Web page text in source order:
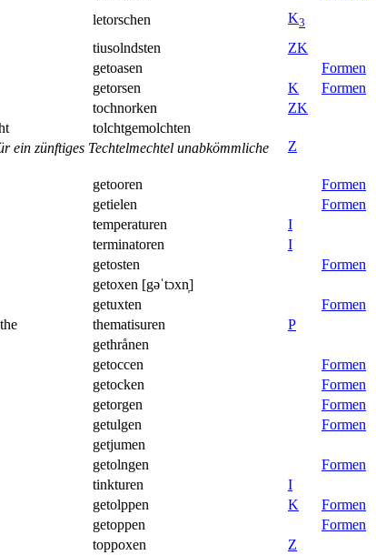
letorschen K3
tiusolndsten ZK
getoasen
Formen
getorsen K
Formen
tochnorken ZK
tolchtgemolchten
Z
zünftiges Techtelmechtel unabkömmliche
getooren
Formen
getielen
Formen
temperaturen
I
terminatoren
I
getosten
Formen
getoxen [gəˈtɔxn̩]
getuxten
Formen
thematisuren
P
gethrånen
getoccen
Formen
getocken
Formen
getorgen
Formen
getulgen
Formen
getjumen
getolngen
Formen
tinkturen
I
getolppen K
Formen
getoppen
Formen
toppoxen
Z